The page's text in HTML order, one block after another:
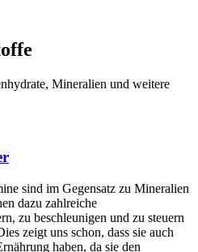
Mineralien und weitere
sind im Gegensatz zu Mineralien
dazu zahlreiche
zu beschleunigen und zu steuern
zeigt uns schon, dass sie auch
haben, da sie den